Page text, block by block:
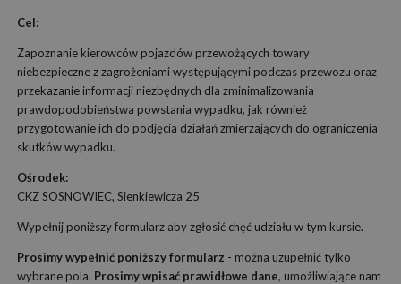
Cel:
Zapoznanie kierowców pojazdów przewożących towary
niebezpieczne z zagrożeniami występującymi podczas przewozu oraz
przekazanie informacji niezbędnych dla zminimalizowania
prawdopodobieństwa powstania wypadku, jak również
przygotowanie ich do podjęcia działań zmierzających do ograniczenia
skutków wypadku.
Ośrodek:
CKZ SOSNOWIEC, Sienkiewicza 25
Wypełnij poniższy formularz aby zgłosić chęć udziału w tym kursie.
Prosimy wypełnić poniższy formularz - można uzupełnić tylko
wybrane pola. Prosimy wpisać prawidłowe dane, umożliwiające nam